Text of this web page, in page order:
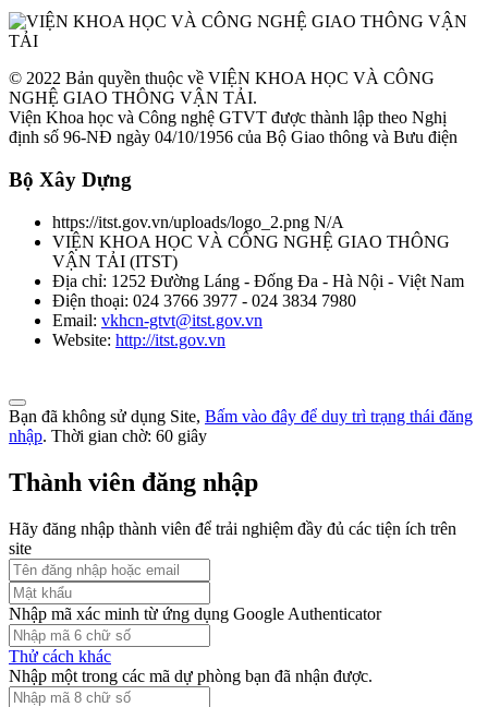
© 2022 Bản quyền thuộc về VIỆN KHOA HỌC VÀ CÔNG
NGHỆ GIAO THÔNG VẬN TẢI.
Viện Khoa học và Công nghệ GTVT được thành lập theo Nghị
định số 96-NĐ ngày 04/10/1956 của Bộ Giao thông và Bưu điện
Bộ Xây Dựng
https://itst.gov.vn/uploads/logo_2.png N/A
VIỆN KHOA HỌC VÀ CÔNG NGHỆ GIAO THÔNG
VẬN TẢI (ITST)
Địa chỉ: 1252 Đường Láng - Đống Đa - Hà Nội - Việt Nam
Điện thoại: 024 3766 3977 - 024 3834 7980
Email: vkhcn-gtvt@itst.gov.vn
Website: http://itst.gov.vn
Bạn đã không sử dụng Site, Bấm vào đây để duy trì trạng thái đăng
nhập. Thời gian chờ: 60 giây
Thành viên đăng nhập
Hãy đăng nhập thành viên để trải nghiệm đầy đủ các tiện ích trên
site
Nhập mã xác minh từ ứng dụng Google Authenticator
Thử cách khác
Nhập một trong các mã dự phòng bạn đã nhận được.